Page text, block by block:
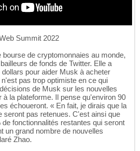
Summit 2022
bourse de cryptomonnaies au monde,
de fonds de Twitter. Elle a
pour aider Musk à acheter
pas trop optimiste en ce qui
de Musk sur les nouvelles
à la plateforme. Il pense qu'environ 90
échoueront. « En fait, je dirais que la
seront pas retenues. C'est ainsi que
fonctionnalités restantes qui seront
un grand nombre de nouvelles
Zhao.